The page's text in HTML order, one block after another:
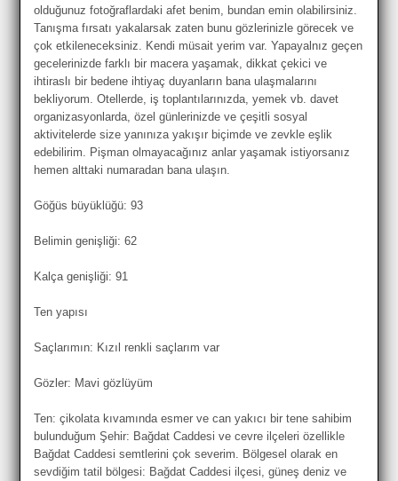
olduğunuz fotoğraflardaki afet benim, bundan emin olabilirsiniz.
Tanışma fırsatı yakalarsak zaten bunu gözlerinizle görecek ve
çok etkileneceksiniz. Kendi müsait yerim var. Yapayalnız geçen
gecelerinizde farklı bir macera yaşamak, dikkat çekici ve
ihtiraslı bir bedene ihtiyaç duyanların bana ulaşmalarını
bekliyorum. Otellerde, iş toplantılarınızda, yemek vb. davet
organizasyonlarda, özel günlerinizde ve çeşitli sosyal
aktivitelerde size yanınıza yakışır biçimde ve zevkle eşlik
edebilirim. Pişman olmayacağınız anlar yaşamak istiyorsanız
hemen alttaki numaradan bana ulaşın.
Göğüs büyüklüğü: 93
Belimin genişliği: 62
Kalça genişliği: 91
Ten yapısı
Saçlarımın: Kızıl renkli saçlarım var
Gözler: Mavi gözlüyüm
Ten: çikolata kıvamında esmer ve can yakıcı bir tene sahibim
bulunduğum Şehir: Bağdat Caddesi ve cevre ilçeleri özellikle
Bağdat Caddesi semtlerini çok severim. Bölgesel olarak en
sevdiğim tatil bölgesi: Bağdat Caddesi ilçesi, güneş deniz ve